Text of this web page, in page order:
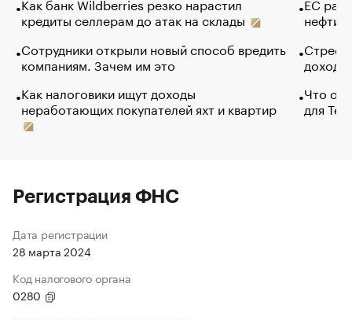
кредиты селлерам до атак на склады
Сотрудники открыли новый способ вредить
компаниям. Зачем им это
Как налоговики ищут доходы
неработающих покупателей яхт и квартир
нефти
Что
для
Регистрация ФНС
Дата регистрации
28 марта 2024
Код налогового органа
0280